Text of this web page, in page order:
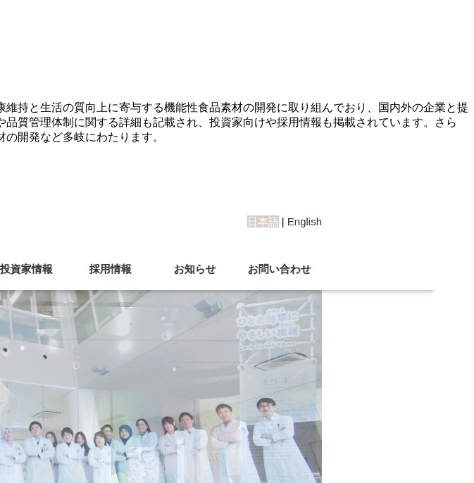
持と生活の質向上に寄与する機能性食品素材の開発に取り組んでおり、国内外の企業と提
質管理体制に関する詳細も記載され、投資家向けや採用情報も掲載されています。さら
開発など多岐にわたります。